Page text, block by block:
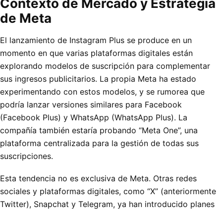
Contexto de Mercado y Estrategia
de Meta
El lanzamiento de Instagram Plus se produce en un
momento en que varias plataformas digitales están
explorando modelos de suscripción para complementar
sus ingresos publicitarios. La propia Meta ha estado
experimentando con estos modelos, y se rumorea que
podría lanzar versiones similares para Facebook
(Facebook Plus) y WhatsApp (WhatsApp Plus). La
compañía también estaría probando “Meta One”, una
plataforma centralizada para la gestión de todas sus
suscripciones.
Esta tendencia no es exclusiva de Meta. Otras redes
sociales y plataformas digitales, como “X” (anteriormente
Twitter), Snapchat y Telegram, ya han introducido planes